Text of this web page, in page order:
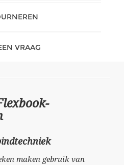
VRAAG
maken gebruik van